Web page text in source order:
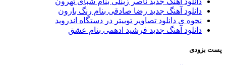
دانلود آهنگ جدید رضا صادقی بنام رنگ بارون
نحوه ی دانلود تصاویر توییتر در دستگاه اندروید
دانلود آهنگ جدید فرشید ادهمی بنام عشق
پست بزودی